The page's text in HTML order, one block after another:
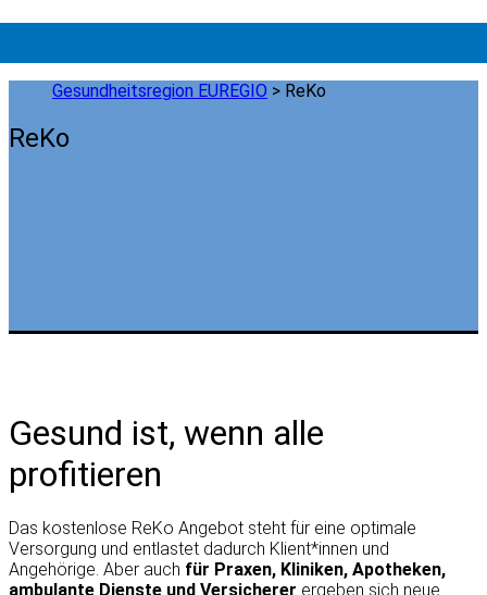
Gesundheitsregion EUREGIO > ReKo
ReKo
Gesund ist, wenn alle
profitieren
Das kostenlose ReKo Angebot steht für eine optimale
Versorgung und entlastet dadurch Klient*innen und
Angehörige. Aber auch für Praxen, Kliniken, Apotheken,
ambulante Dienste und Versicherer ergeben sich neue